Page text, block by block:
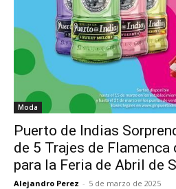
Moda
Puerto de Indias
de 5 Trajes de Flamenca
para la Feria de Abril de
Alejandro Perez - 5 de marzo de 2025